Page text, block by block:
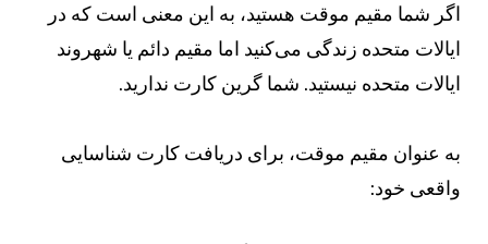
اگر شما مقیم موقت هستید، به این معنی است که در
ایالات متحده زندگی می‌کنید اما مقیم دائم یا شهروند
ایالات متحده نیستید. شما گرین کارت ندارید.
به عنوان مقیم موقت، برای دریافت کارت شناسایی
واقعی خود: